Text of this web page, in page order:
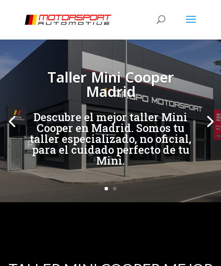
Taller Mini Cooper
Madrid
Descubre el mejor taller Mini
Cooper en Madrid. Somos tu
taller especializado, no oficial,
para el cuidado perfecto de tu
Mini.
[/et_pb_slide][/et_pb_slide]